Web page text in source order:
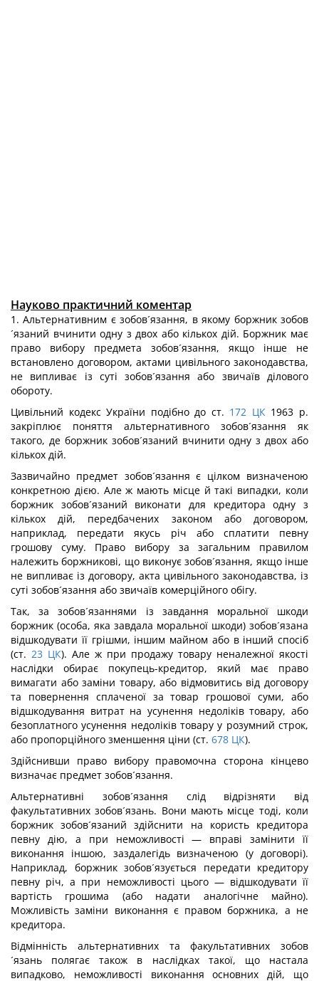
Науково практичний коментар
1. Альтернативним є зобов´язання, в якому боржник зобов
´язаний вчинити одну з двох або кількох дій. Боржник має
право вибору предмета зобов´язання, якщо інше не
встановлено договором, актами цивільного законодавства,
не випливає із суті зобов´язання або звичаїв ділового
обороту.
Цивільний кодекс України подібно до ст. 172 ЦК1963 р.
закріплює поняття альтернативного зобов´язання як
такого, де боржник зобов´язаний вчинити одну з двох або
кількох дій.
Зазвичайно предмет зобов´язання є цілком визначеною
конкретною дією. Але ж мають місце й такі випадки, коли
боржник зобов´язаний виконати для кредитора одну з
кількох дій, передбачених законом або договором,
наприклад, передати якусь річ або сплатити певну
грошову суму. Право вибору за загальним правилом
належить боржникові, що виконує зобов´язання, якщо інше
не випливає із договору, акта цивільного законодавства, із
суті зобов´язання або звичаїв комерційного обігу.
Так, за зобов´язаннями із завдання моральної шкоди
боржник (особа, яка завдала моральної шкоди) зобов´язана
відшкодувати її грішми, іншим майном або в інший спосіб
(ст. 23 ЦК). Але ж при продажу товару неналежної якості
наслідки обирає покупець-кредитор, який має право
вимагати або заміни товару, або відмовитись від договору
та повернення сплаченої за товар грошової суми, або
відшкодування витрат на усунення недоліків товару, або
безоплатного усунення недоліків товару у розумний строк,
або пропорційного зменшення ціни (ст. 678 ЦК).
Здійснивши право вибору правомочна сторона кінцево
визначає предмет зобов´язання.
Альтернативні зобов´язання слід відрізняти від
факультативних зобов´язань. Вони мають місце тоді, коли
боржник зобов´язаний здійснити на користь кредитора
певну дію, а при неможливості — вправі замінити її
виконання іншою, заздалегідь визначеною (у договорі).
Наприклад, боржник зобов´язується передати кредитору
певну річ, а при неможливості цього — відшкодувати її
вартість грошима (або надати аналогічне майно).
Можливість заміни виконання є правом боржника, а не
кредитора.
Відмінність альтернативних та факультативних зобов
´язань полягає також в наслідках такої, що настала
випадково, неможливості виконання основних дій, що